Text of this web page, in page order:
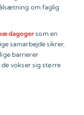
om faglig
som en
samarbejde sikrer,
barrierer
vokser sig større